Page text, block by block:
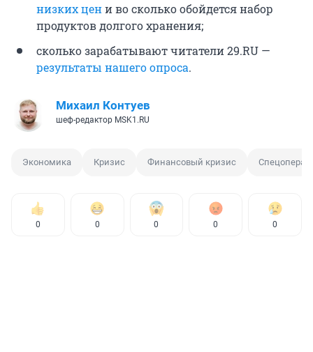
низких цени во сколько обойдется набор
продуктов долгого хранения;
сколько зарабатывают читатели 29.RU —
результаты нашего опроса.
Михаил Контуев
шеф-редактор MSK1.RU
Экономика Кризис Финансовый кризис
0 0 0 0 0